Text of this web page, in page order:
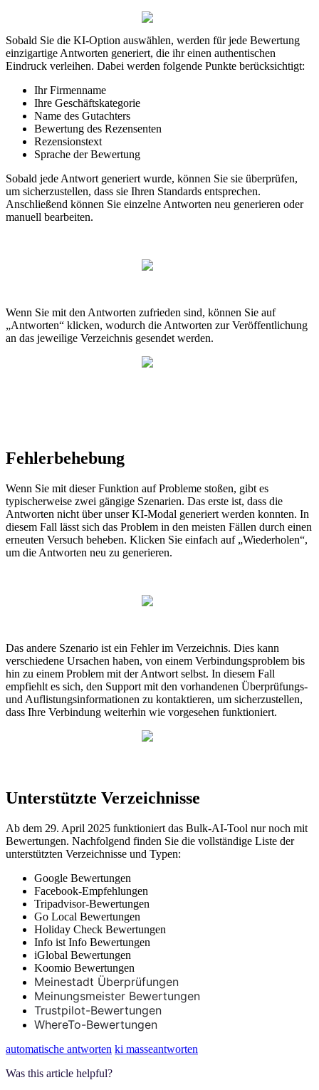
Sobald Sie die KI-Option auswählen, werden für jede Bewertung
einzigartige Antworten generiert, die ihr einen authentischen
Eindruck verleihen. Dabei werden folgende Punkte berücksichtigt:
Ihr Firmenname
Ihre Geschäftskategorie
Name des Gutachters
Bewertung des Rezensenten
Rezensionstext
Sprache der Bewertung
Sobald jede Antwort generiert wurde, können Sie sie überprüfen,
um sicherzustellen, dass sie Ihren Standards entsprechen.
Anschließend können Sie einzelne Antworten neu generieren oder
manuell bearbeiten.
Wenn Sie mit den Antworten zufrieden sind, können Sie auf
„Antworten“ klicken, wodurch die Antworten zur Veröffentlichung
an das jeweilige Verzeichnis gesendet werden.
Fehlerbehebung
Wenn Sie mit dieser Funktion auf Probleme stoßen, gibt es
typischerweise zwei gängige Szenarien. Das erste ist, dass die
Antworten nicht über unser KI-Modal generiert werden konnten. In
diesem Fall lässt sich das Problem in den meisten Fällen durch einen
erneuten Versuch beheben. Klicken Sie einfach auf „Wiederholen“,
um die Antworten neu zu generieren.
Das andere Szenario ist ein Fehler im Verzeichnis. Dies kann
verschiedene Ursachen haben, von einem Verbindungsproblem bis
hin zu einem Problem mit der Antwort selbst. In diesem Fall
empfiehlt es sich, den Support mit den vorhandenen Überprüfungs-
und Auflistungsinformationen zu kontaktieren, um sicherzustellen,
dass Ihre Verbindung weiterhin wie vorgesehen funktioniert.
Unterstützte Verzeichnisse
Ab dem 29. April 2025 funktioniert das Bulk-AI-Tool nur noch mit
Bewertungen. Nachfolgend finden Sie die vollständige Liste der
unterstützten Verzeichnisse und Typen:
Google Bewertungen
Facebook-Empfehlungen
Tripadvisor-Bewertungen
Go Local Bewertungen
Holiday Check Bewertungen
Info ist Info Bewertungen
iGlobal Bewertungen
Koomio Bewertungen
Meinestadt Überprüfungen
Meinungsmeister Bewertungen
Trustpilot-Bewertungen
WhereTo-Bewertungen
automatische antworten ki masseantworten
Was this article helpful?